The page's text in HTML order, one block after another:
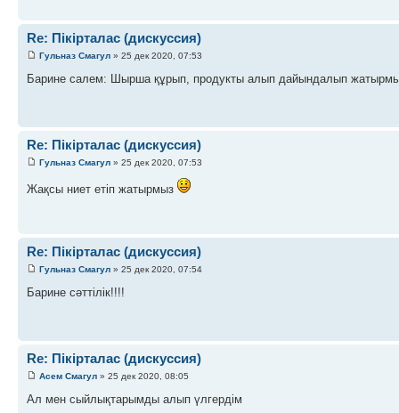
Re: Пікірталас (дискуссия)
Гульназ Смагул » 25 дек 2020, 07:53
Барине салем: Шырша құрып, продукты алып дайындалып
Re: Пікірталас (дискуссия)
Гульназ Смагул » 25 дек 2020, 07:53
Жақсы ниет етіп жатырмыз
Re: Пікірталас (дискуссия)
Гульназ Смагул » 25 дек 2020, 07:54
Барине сәттілік!!!!
Re: Пікірталас (дискуссия)
Асем Смагул » 25 дек 2020, 08:05
Ал мен сыйлықтарымды алып үлгердім